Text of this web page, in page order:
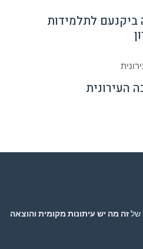
לתלמידות
העירונית
שלזה מה יש עיתונות מקומית והוצאה